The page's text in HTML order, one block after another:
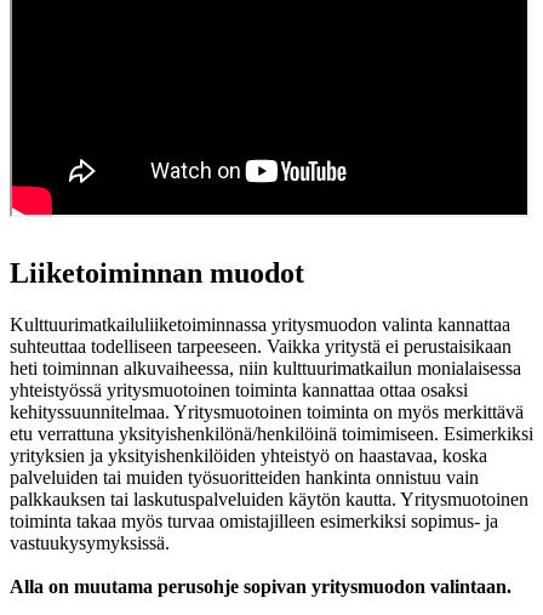
Liiketoiminnan muodot
Kulttuurimatkailuliiketoiminnassa yritysmuodon valinta kannattaa
suhteuttaa todelliseen tarpeeseen. Vaikka yritystä ei perustaisikaan
heti toiminnan alkuvaiheessa, niin kulttuurimatkailun monialaisessa
yhteistyössä yritysmuotoinen toiminta kannattaa ottaa osaksi
kehityssuunnitelmaa. Yritysmuotoinen toiminta on myös merkittävä
etu verrattuna yksityishenkilönä/henkilöinä toimimiseen. Esimerkiksi
yrityksien ja yksityishenkilöiden yhteistyö on haastavaa, koska
palveluiden tai muiden työsuoritteiden hankinta onnistuu vain
palkkauksen tai laskutuspalveluiden käytön kautta. Yritysmuotoinen
toiminta takaa myös turvaa omistajilleen esimerkiksi sopimus- ja
vastuukysymyksissä.
Alla on muutama perusohje sopivan yritysmuodon valintaan.